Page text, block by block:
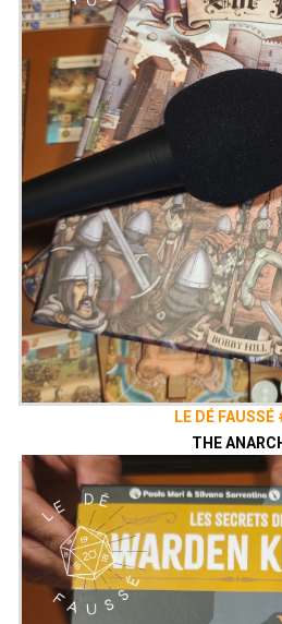
LE DÉ FAUSSÉ
THE